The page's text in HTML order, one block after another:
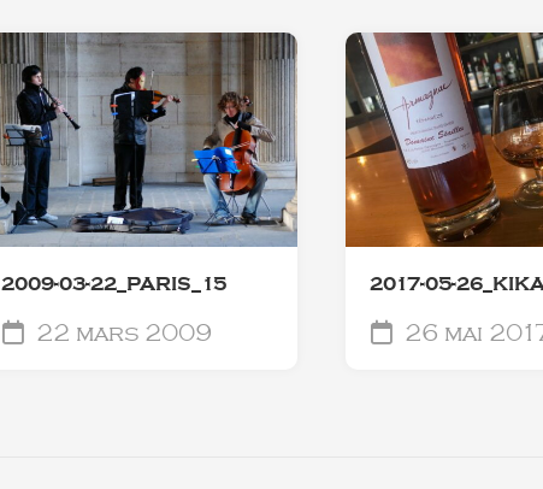
2009-03-22_PARIS_15
22 mars 2009
2017-05-
26 mai